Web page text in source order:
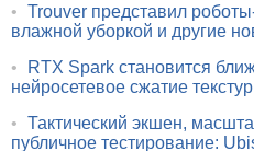
• Trouver представил
влажной уборкой и другие
•
RTX Spark становится
нейросетевое сжатие
• Тактический экшен,
публичное тестирование: